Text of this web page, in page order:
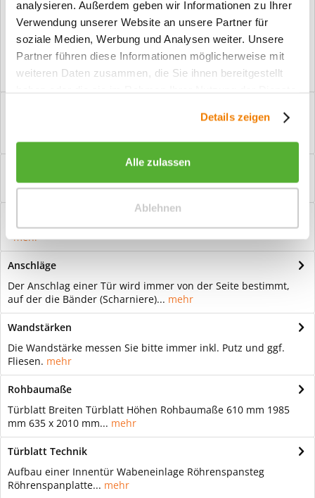
analysieren. Außerdem geben wir Informationen zu Ihrer
Verwendung unserer Website an unsere Partner für
soziale Medien, Werbung und Analysen weiter. Unsere
Partner führen diese Informationen möglicherweise mit
weiteren Daten zusammen, die Sie ihnen bereitgestellt
Details zeigen
Alle zulassen
Ablehnen
Vorteile
Kostenloser Versand ab € 2000,- Bestellwert
Versand mit eigener Spedition
Ganzglastür Motiv Brick 2 klar Für eine zeitlose Optik: Das
Element Glas wirkt immer...mehr
Bewertungen lesen, schreiben und diskutieren...mehr
mehr
Anschläge
Der Anschlag einer Tür wird immer von der Seite bestimmt,
auf der die Bänder (Scharniere)... mehr
Wandstärken
Die Wandstärke messen Sie bitte immer inkl. Putz und ggf.
Fliesen. mehr
Rohbaumaße
Türblatt Breiten Türblatt Höhen Rohbaumaße 610 mm 1985
mm 635 x 2010 mm... mehr
Türblatt Technik
Aufbau einer Innentür Wabeneinlage Röhrenspansteg
Röhrenspanplatte... mehr